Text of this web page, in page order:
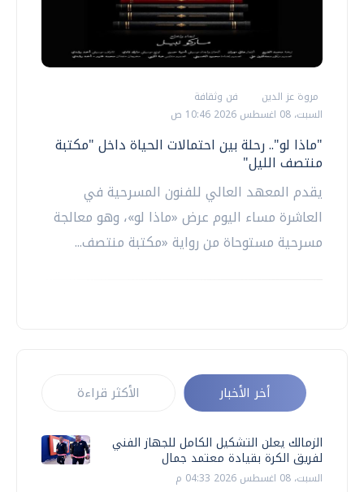
مروة عز الدين
فن وثقافة
السبت، 08 اغسطس 2026 10:46 ص
"ماذا لو".. رحلة بين احتمالات الحياة داخل "مكتبة
منتصف الليل"
يقدم المعهد العالي للفنون المسرحية في
العاشرة مساء اليوم عرض «ماذا لو»، وهو معالجة
مسرحية مستوحاة من رواية «مكتبة منتصف...
أخر الأخبار الأكثر قراءة
الزمالك يعلن التشكيل الكامل للجهاز الفني
لفريق الكرة بقيادة معتمد جمال
السبت، 08 اغسطس 2026 04:33 م